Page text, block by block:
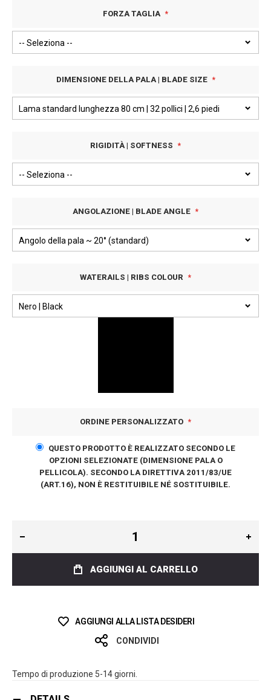
FORZA TAGLIA
DIMENSIONE DELLA PALA | BLADE SIZE
RIGIDITÀ | SOFTNESS
ANGOLAZIONE | BLADE ANGLE
WATERAILS | RIBS COLOUR
ORDINE PERSONALIZZATO
QUESTO PRODOTTO È REALIZZATO SECONDO LE
OPZIONI SELEZIONATE (DIMENSIONE PALA O
PELLICOLA). SECONDO LA DIRETTIVA 2011/83/UE
(ART.16), NON È RESTITUIBILE NÉ SOSTITUIBILE.
AGGIUNGI AL CARRELLO
AGGIUNGI ALLA LISTA DESIDERI
CONDIVIDI
Tempo di produzione 5-14 giorni.